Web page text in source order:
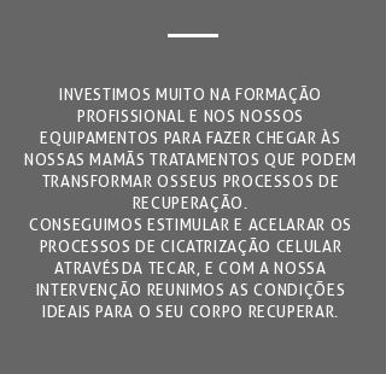
INVESTIMOS MUITO NA FORMAÇÃO
PROFISSIONAL E NOS NOSSOS
EQUIPAMENTOS PARA FAZER CHEGAR ÀS
NOSSAS MAMÃS TRATAMENTOS QUE PODEM
TRANSFORMAR OS SEUS PROCESSOS DE
RECUPERAÇÃO.
CONSEGUIMOS ESTIMULAR E ACELARAR OS
PROCESSOS DE CICATRIZAÇÃO CELULAR
ATRAVÉS DA TECAR, E COM A NOSSA
INTERVENÇÃO REUNIMOS AS CONDIÇÕES
IDEAIS PARA O SEU CORPO RECUPERAR.